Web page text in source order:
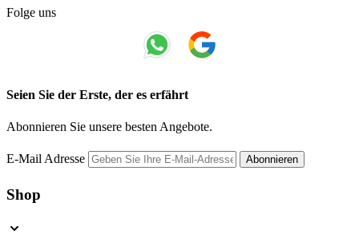
Folge uns
Seien Sie der Erste, der es erfährt
Abonnieren Sie unsere besten Angebote.
E-Mail Adresse Abonnieren
Shop